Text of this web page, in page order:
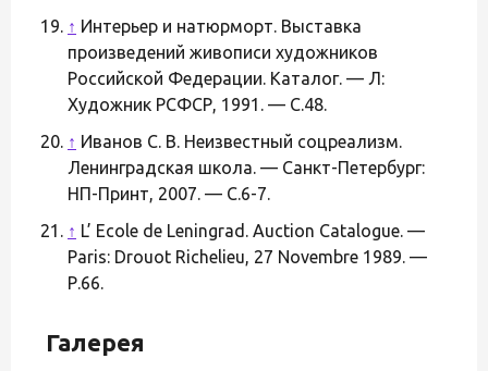
↑ Интерьер и натюрморт. Выставка
произведений живописи художников
Российской Федерации. Каталог. — Л:
Художник РСФСР, 1991. — С.48.
↑ Иванов С. В. Неизвестный соцреализм.
Ленинградская школа. — Санкт-Петербург:
НП-Принт, 2007. — С.6-7.
↑ L’ Ecole de Leningrad. Auction Catalogue. —
Paris: Drouot Richelieu, 27 Novembre 1989. —
Р.66.
Галерея